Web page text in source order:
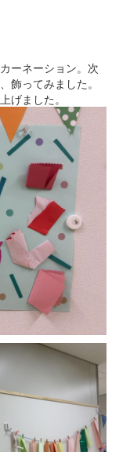
ーネーション。次
飾ってみました。
げました。